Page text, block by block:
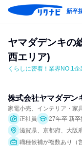
新卒
ヤマダデンキの
西エリア)
くらしに密着！業界NO.1
株式会社ヤマダデン
家電小売、インテリア・家
正社員
27年卒 新卒
滋賀県、京都府、大阪
職種候補が複数あり（